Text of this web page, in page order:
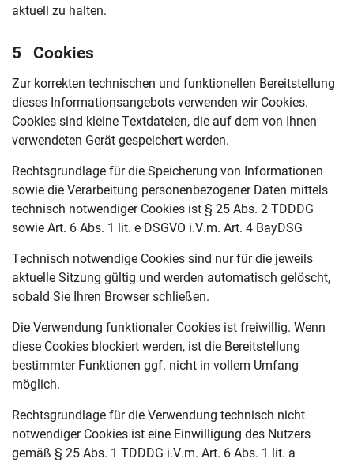
aktuell zu halten.
5 Cookies
Zur korrekten technischen und funktionellen Bereitstellung
dieses Informationsangebots verwenden wir Cookies.
Cookies sind kleine Textdateien, die auf dem von Ihnen
verwendeten Gerät gespeichert werden.
Rechtsgrundlage für die Speicherung von Informationen
sowie die Verarbeitung personenbezogener Daten mittels
technisch notwendiger Cookies ist § 25 Abs. 2 TDDDG
sowie Art. 6 Abs. 1 lit. e DSGVO i.V.m. Art. 4 BayDSG
Technisch notwendige Cookies sind nur für die jeweils
aktuelle Sitzung gültig und werden automatisch gelöscht,
sobald Sie Ihren Browser schließen.
Die Verwendung funktionaler Cookies ist freiwillig. Wenn
diese Cookies blockiert werden, ist die Bereitstellung
bestimmter Funktionen ggf. nicht in vollem Umfang
möglich.
Rechtsgrundlage für die Verwendung technisch nicht
notwendiger Cookies ist eine Einwilligung des Nutzers
gemäß § 25 Abs. 1 TDDDG i.V.m. Art. 6 Abs. 1 lit. a